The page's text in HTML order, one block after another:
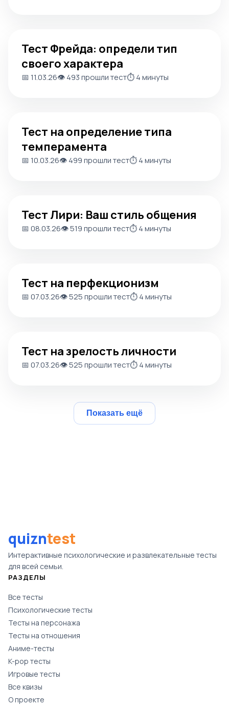
Тест Фрейда: определи тип
своего характера
📅 11.03.26👁️ 493 прошли тест⏱️ 4 минуты
Тест на определение типа
темперамента
📅 10.03.26👁️ 499 прошли тест⏱️ 4 минуты
Тест Лири: Ваш стиль общения
📅 08.03.26👁️ 519 прошли тест⏱️ 4 минуты
Тест на перфекционизм
📅 07.03.26👁️ 525 прошли тест⏱️ 4 минуты
Тест на зрелость личности
📅 07.03.26👁️ 525 прошли тест⏱️ 4 минуты
Показать ещё
quizntest
Интерактивные психологические и развлекательные тесты
для всей семьи.
РАЗДЕЛЫ
Все тесты
Психологические тесты
Тесты на персонажа
Тесты на отношения
Аниме-тесты
K-pop тесты
Игровые тесты
Все квизы
О проекте